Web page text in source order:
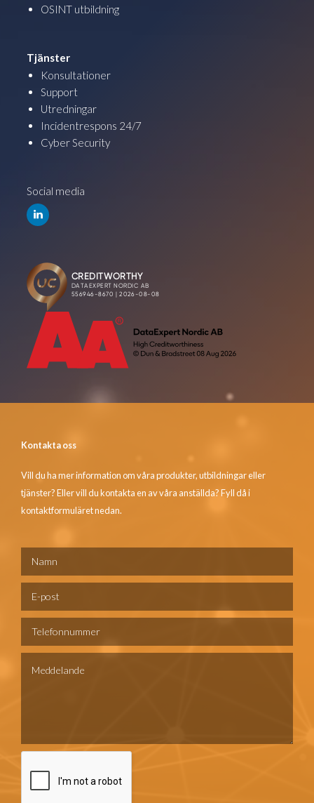
OSINT utbildning
Tjänster
Konsultationer
Support
Utredningar
Incidentrespons 24/7
Cyber Security
Social media
Kontakta oss
Vill du ha mer information om våra produkter, utbildningar eller
tjänster? Eller vill du kontakta en av våra anställda? Fyll då i
kontaktformuläret nedan.